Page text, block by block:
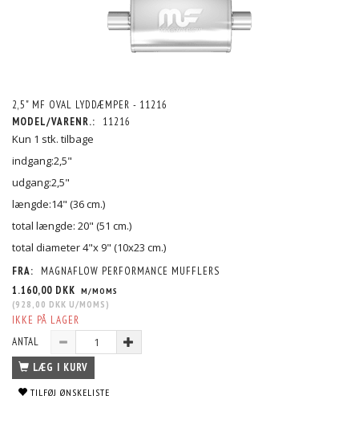
2,5" MF OVAL LYDDÆMPER - 11216
MODEL/VARENR.:
11216
Kun 1 stk. tilbage
indgang:2,5"
udgang:2,5"
længde:14" (36 cm.)
total længde: 20" (51 cm.)
total diameter 4"x 9" (10x23 cm.)
FRA:
MAGNAFLOW PERFORMANCE MUFFLERS
1.160,00 DKK M/MOMS
(928,00 DKK U/MOMS )
IKKE PÅ LAGER
ANTAL
LÆG I KURV
TILFØJ ØNSKELISTE